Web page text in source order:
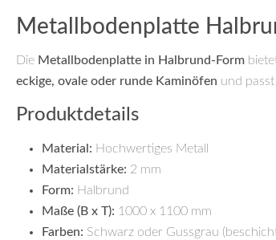
Metallbodenplatte
Die Metallbodenplatte in Halbrund-Form
eckige, ovale oder runde Kaminöfen und
Produktdetails
Material: Hochwertiges Metall
Materialstärke: 2 mm
Form: Halbrund
Maße (B x T): 1000 x 1100 mm
Farben: Schwarz oder Gussgrau